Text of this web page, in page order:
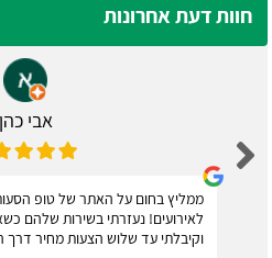
חוות דעת אחרונות
אבי כהן
ממליץ בחום על האתר של טופ
לאירועים! נעזרתי בשירות שלהם
וקיבלתי עד שלוש הצעות מחיר דרך